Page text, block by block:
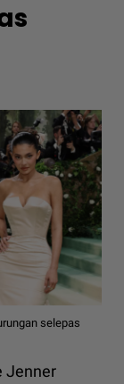
selepas
Jenner